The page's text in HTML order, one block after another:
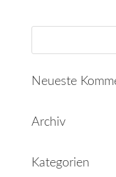
Neueste
Archiv
Kategorien